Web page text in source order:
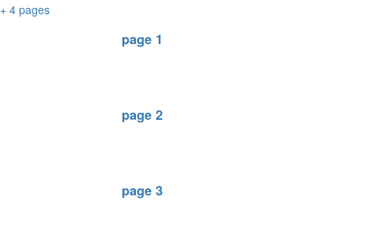
+ 4 pages
page 1
page 2
page 3